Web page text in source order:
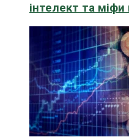
інтелект та